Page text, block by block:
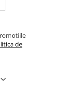
de